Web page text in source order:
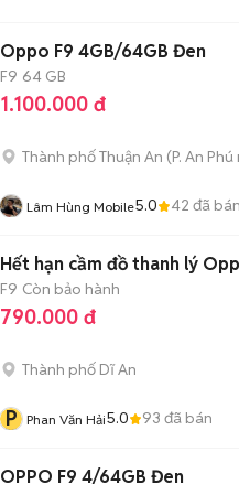
Oppo F9 4GB/64GB Đen
F9 64 GB
1.100.000 đ
Thành phố Thuận An (P. An Phú
Lâm Hùng Mobile5.0 42 đã bán
Hết hạn cầm đồ thanh lý
F9 Còn bảo hành
790.000 đ
Thành phố Dĩ An
P Phan Văn Hải5.0 93 đã bán
OPPO F9 4/64GB Đen